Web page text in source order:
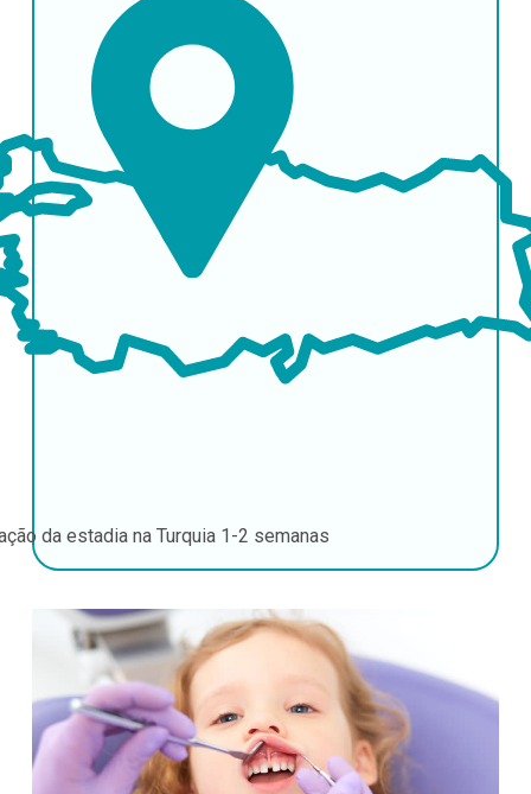
da estadia na Turquia 1-2 semanas